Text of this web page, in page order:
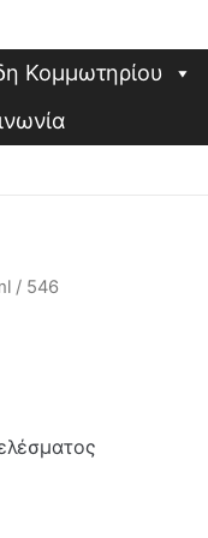
Κομμωτηρίου
/ 546